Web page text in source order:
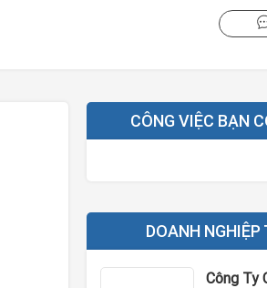
CÔNG VIỆC BẠN
DOANH
Công Ty